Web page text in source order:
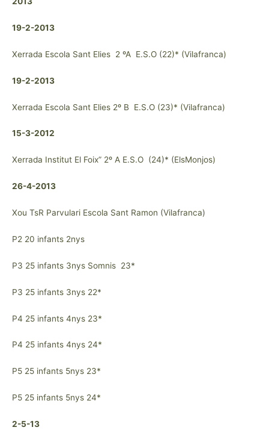
19-2-2013
Xerrada Escola Sant Elies 2 ºA E.S.O (22)* (Vilafranca)
19-2-2013
Xerrada Escola Sant Elies 2º B E.S.O (23)* (Vilafranca)
15-3-2012
Xerrada Institut El Foix” 2º A E.S.O (24)* (ElsMonjos)
26-4-2013
Xou TsR Parvulari Escola Sant Ramon (Vilafranca)
P2 20 infants 2nys
P3 25 infants 3nys Somnis 23*
P3 25 infants 3nys 22*
P4 25 infants 4nys 23*
P4 25 infants 4nys 24*
P5 25 infants 5nys 23*
P5 25 infants 5nys 24*
2-5-13